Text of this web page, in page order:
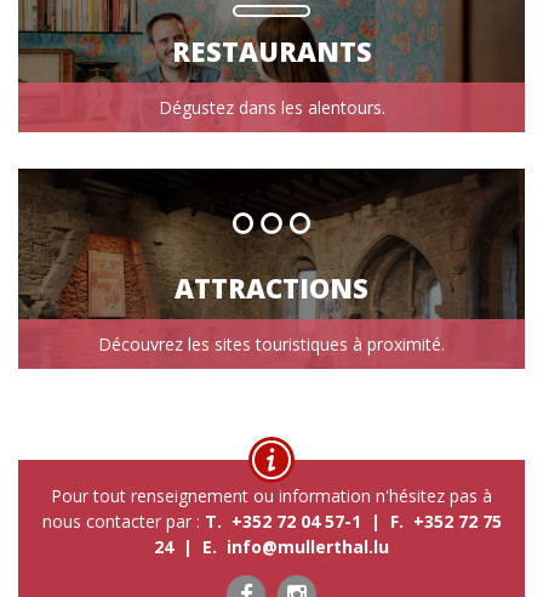
RESTAURANTS
Dégustez dans les alentours.
ATTRACTIONS
Découvrez les sites touristiques à proximité.
Pour tout renseignement ou information n'hésitez pas à
nous contacter par : T. +352 72 04 57-1 | F. +352 72 75
24 | E. info@mullerthal.lu